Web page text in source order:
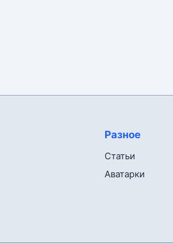
Разное
Статьи
Аватарки